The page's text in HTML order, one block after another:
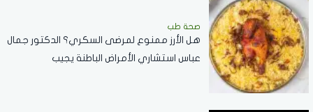
صحة طب
هل الأرز ممنوع لمرضى السكري؟ الدكتور جمال
عباس استشاري الأمراض الباطنة يجيب